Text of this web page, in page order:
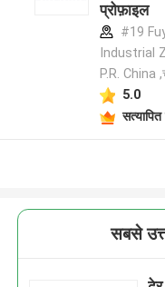
प्रोफ़ाइल
#19
Industrial
P.R. China
5.0
सबसे